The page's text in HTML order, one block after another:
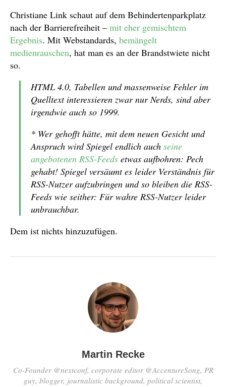
Christiane Link schaut auf dem Behindertenparkplatz
nach der Barrierefreiheit – mit eher gemischtem
Ergebnis. Mit Webstandards, bemängelt
medienrauschen, hat man es an der Brandstwiete nicht
so.
HTML 4.0, Tabellen und massenweise Fehler im
Quelltext interessieren zwar nur Nerds, sind aber
irgendwie auch so 1999.
* Wer gehofft hätte, mit dem neuen Gesicht und
Anspruch wird Spiegel endlich auch seine
angebotenen RSS-Feeds etwas aufbohren: Pech
gehabt! Spiegel versäumt es leider Verständnis für
RSS-Nutzer aufzubringen und so bleiben die RSS-
Feeds wie seither: Für wahre RSS-Nutzer leider
unbrauchbar.
Dem ist nichts hinzuzufügen.
Martin Recke
Co-Founder @nextconf, corporate editor @AccentureSong, PR
guy, blogger, journalistic background, political scientist,